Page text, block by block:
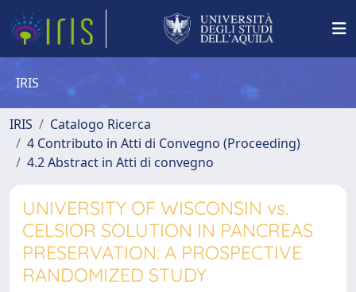
IRIS
IRIS
Catalogo Ricerca
4 Contributo in Atti di Convegno (Proceeding)
4.2 Abstract in Atti di convegno
UNIVERSITY OF WISCONSIN vs.
CELSIOR SOLUTION IN PANCREAS
PRESERVATION: A PROSPECTIVE
RANDOMIZED STUDY